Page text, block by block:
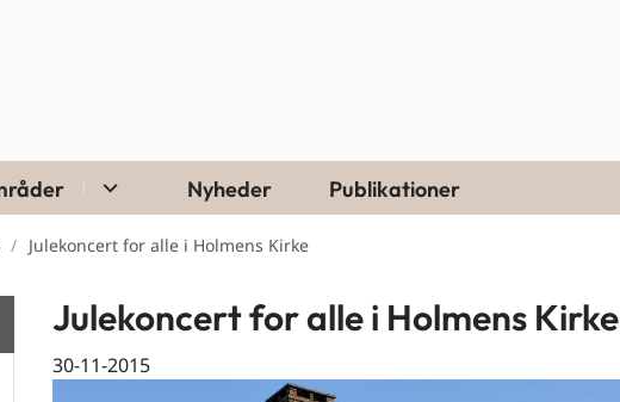
Nyheder Publikationer
Julekoncert for alle i Holmens Kirke
Julekoncert for alle i Holmens Kirke
30-11-2015